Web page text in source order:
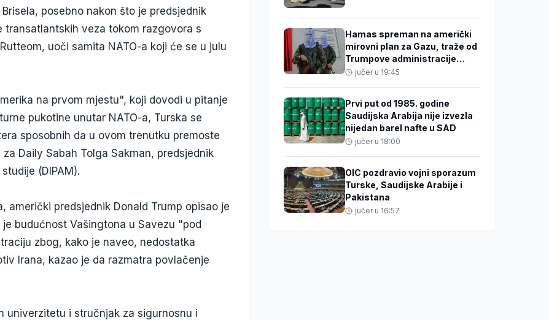
posebno nakon što je predsjednik
transatlantskih veza tokom razgovora s
uoči samita NATO-a koji će se u julu
na prvom mjestu", koji dovodi u pitanje
pukotine unutar NATO-a, Turska se
sposobnih da u ovom trenutku premoste
Daily Sabah Tolga Sakman, predsjednik
(DIPAM).
američki predsjednik Donald Trump opisao je
budućnost Vašingtona u Savezu "pod
zbog, kako je naveo, nedostatka
Irana, kazao je da razmatra povlačenje
univerzitetu i stručnjak za sigurnosnu i
Hamas spreman na američki
mirovni plan za Gazu, traže od
Trumpove administracije
pritisak na Izrael
jučer u 19:45
Prvi put od 1985. godine
Saudijska Arabija nije izvezla
nijedan barel nafte u SAD
jučer u 18:00
OIC pozdravio vojni sporazum
Turske, Saudijske Arabije i
Pakistana
jučer u 16:57